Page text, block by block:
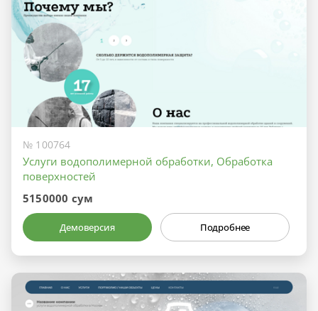
№ 100764
Услуги водополимерной обработки, Обработка
поверхностей
5150000 сум
Демоверсия Подробнее